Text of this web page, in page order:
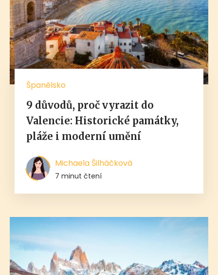
Španělsko
9 důvodů, proč vyrazit do
Valencie: Historické památky,
pláže i moderní umění
Michaela Šilháčková
7 minut čtení